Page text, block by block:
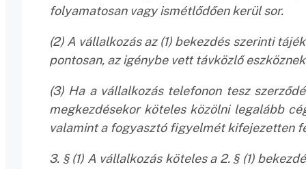
folyamatosan vagy ismétlődően kerül sor.
(2) A vállalkozás az (1) bekezdés szerinti
pontosan, az igénybe vett távközlő
(3) Ha a vállalkozás telefonon tesz
megkezdésekor köteles közölni legalább
valamint a fogyasztó figyelmét kifejezetten
3. § (1) A vállalkozás köteles a 2. § (1)